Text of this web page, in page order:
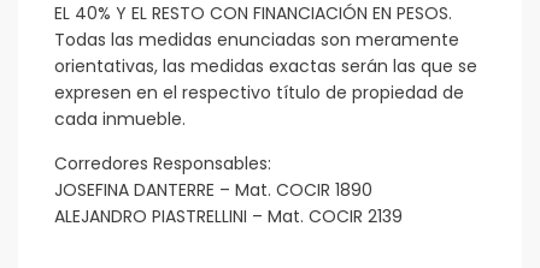
EL 40% Y EL RESTO CON FINANCIACIÓN EN PESOS.
Todas las medidas enunciadas son meramente
orientativas, las medidas exactas serán las que se
expresen en el respectivo título de propiedad de
cada inmueble.
Corredores Responsables:
JOSEFINA DANTERRE – Mat. COCIR 1890
ALEJANDRO PIASTRELLINI – Mat. COCIR 2139